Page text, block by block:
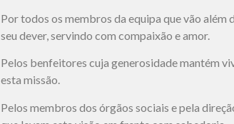
Por todos os membros da equipa que vão além
seu dever, servindo com compaixão e amor.
Pelos benfeitores cuja generosidade mantém
esta missão.
Pelos membros dos órgãos sociais e pela